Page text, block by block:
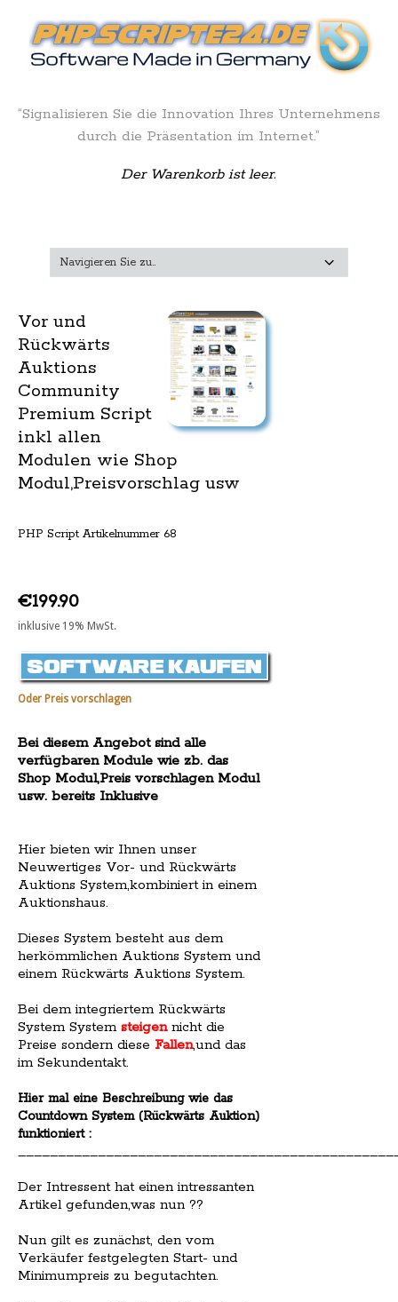
“Signalisieren Sie die Innovation Ihres Unternehmens
durch die Präsentation im Internet.”
Der Warenkorb ist leer.
Vor und
Rückwärts
Auktions
Community
Premium Script
inkl allen
Modulen wie Shop
Modul,Preisvorschlag usw
PHP Script Artikelnummer 68
€199.90
inklusive 19% MwSt.
Oder Preis vorschlagen
Bei diesem Angebot sind alle
verfügbaren Module wie zb. das
Shop Modul,Preis vorschlagen Modul
usw. bereits Inklusive
Hier bieten wir Ihnen unser
Neuwertiges Vor- und Rückwärts
Auktions System,kombiniert in einem
Auktionshaus.
Dieses System besteht aus dem
herkömmlichen Auktions System und
einem Rückwärts Auktions System.
Bei dem integriertem Rückwärts
System Systemsteigennicht die
Preise sondern diese Fallen,und das
im Sekundentakt.
Hier mal eine Beschreibung wie das
Countdown System (Rückwärts Auktion)
funktioniert :
Der Intressent hat einen intressanten
Artikel gefunden,was nun ??
Nun gilt es zunächst, den vom
Verkäufer festgelegten Start- und
Minimumpreis zu begutachten.